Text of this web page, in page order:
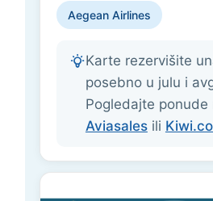
Aegean Airlines
Karte rezervišite
posebno u julu i
Pogledajte ponude
Aviasalesili